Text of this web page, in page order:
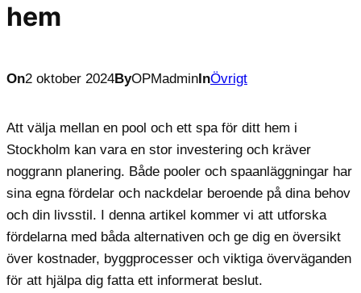
hem
On2 oktober 2024ByOPMadminInÖvrigt
Att välja mellan en pool och ett spa för ditt hem i
Stockholm kan vara en stor investering och kräver
noggrann planering. Både pooler och spaanläggningar har
sina egna fördelar och nackdelar beroende på dina behov
och din livsstil. I denna artikel kommer vi att utforska
fördelarna med båda alternativen och ge dig en översikt
över kostnader, byggprocesser och viktiga överväganden
för att hjälpa dig fatta ett informerat beslut.